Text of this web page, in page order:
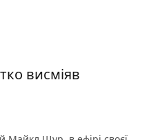
висміяв